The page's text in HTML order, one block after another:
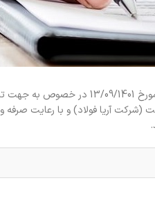
* در خصوص پیشنهاد کمیسیون معاملات
آریا فولاد) و با رعایت صرفه